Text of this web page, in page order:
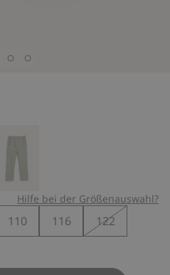
Hilfe bei der Größenauswahl?
110 116
122